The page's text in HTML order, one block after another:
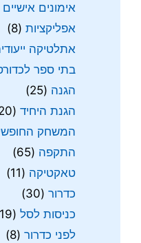
אימונים אישיים
אפליקציות (8)
אתלטיקה
בתי ספר
הגנה (25)
הגנת היחיד (20)
המשחק
התקפה (65)
טאקטיקה (11)
כדרור (30)
כניסות לסל (19)
לפני כדרור (8)